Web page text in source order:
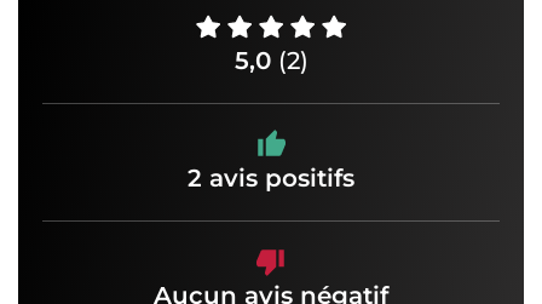
5,0 (2)
2 avis positifs
Aucun avis négatif